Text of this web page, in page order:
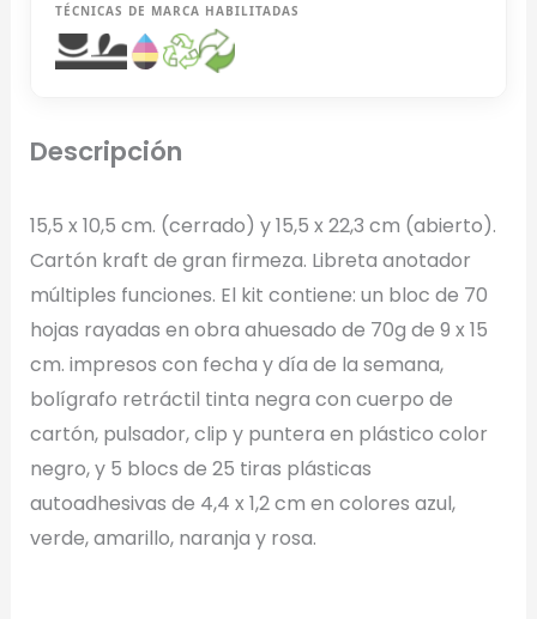
Diseñador de Vistas Previas
Arrastra y suelta tu logotipo aquí
o haz clic para explorar tus archivos
transparente.
Selecciona el estilo de marcado:
Marcado en un solo color plano (ideal serigrafía/grabado).
TÉCNICAS DE MARCA HABILITADAS
Descripción
15,5 x 10,5 cm. (cerrado) y 15,5 x 22,3 cm (abierto).
Cartón kraft de gran firmeza. Libreta anotador
múltiples funciones. El kit contiene: un bloc de 70
hojas rayadas en obra ahuesado de 70g de 9 x 15
cm. impresos con fecha y día de la semana,
bolígrafo retráctil tinta negra con cuerpo de
cartón, pulsador, clip y puntera en plástico color
negro, y 5 blocs de 25 tiras plásticas
autoadhesivas de 4,4 x 1,2 cm en colores azul,
verde, amarillo, naranja y rosa.